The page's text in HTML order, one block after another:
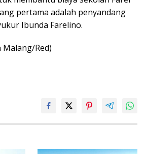
pertama adalah penyandang
Ibunda Farelino.
Malang/Red)